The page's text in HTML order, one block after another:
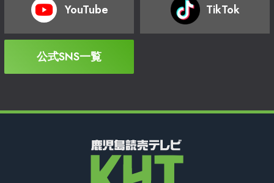
YouTube TikTok
公式SNS一覧